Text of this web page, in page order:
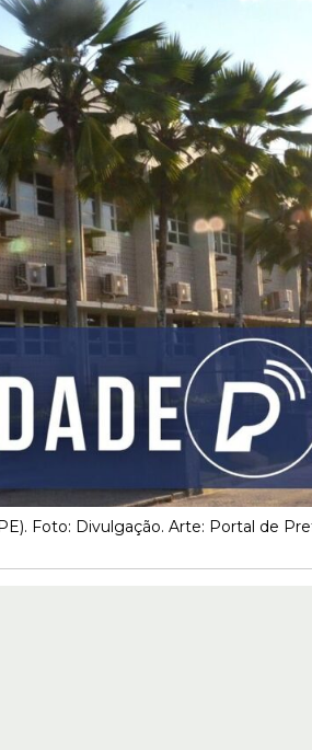
Foto: Divulgação. Arte: Portal de